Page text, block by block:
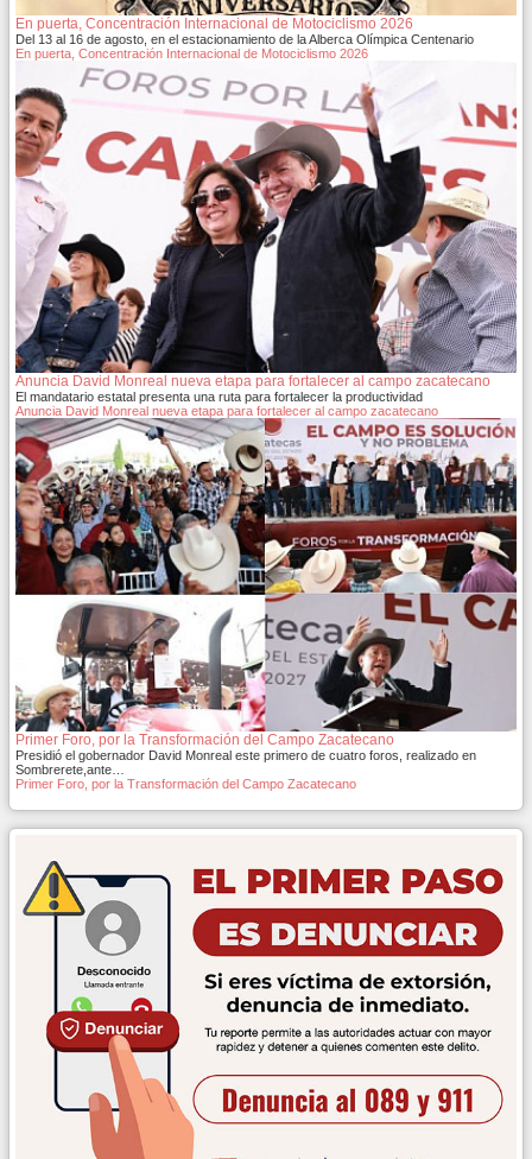
En puerta, Concentración Internacional de Motociclismo 2026
Del 13 al 16 de agosto, en el estacionamiento de la Alberca Olímpica Centenario
En puerta, Concentración Internacional de Motociclismo 2026
Anuncia David Monreal nueva etapa para fortalecer al campo zacatecano
El mandatario estatal presenta una ruta para fortalecer la productividad
Anuncia David Monreal nueva etapa para fortalecer al campo zacatecano
Primer Foro, por la Transformación del Campo Zacatecano
Presidió el gobernador David Monreal este primero de cuatro foros, realizado en
Sombrerete,ante…
Primer Foro, por la Transformación del Campo Zacatecano